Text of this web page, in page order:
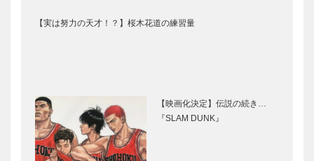
【実は努力の天才！？】桜木花道の練習量
【映画化決定】伝説の続き…
『SLAM DUNK』